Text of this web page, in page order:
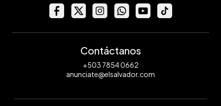
Contáctanos
+503 7854 0662
anunciate@elsalvador.com